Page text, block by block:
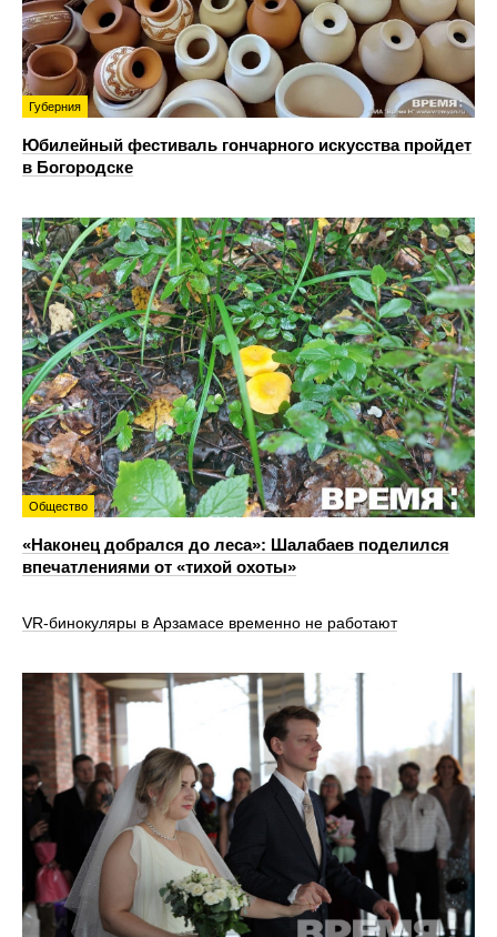
Губерния
Юбилейный фестиваль гончарного искусства пройдет
в Богородске
Общество
«Наконец добрался до леса»: Шалабаев поделился
впечатлениями от «тихой охоты»
VR‑бинокуляры в Арзамасе временно не работают